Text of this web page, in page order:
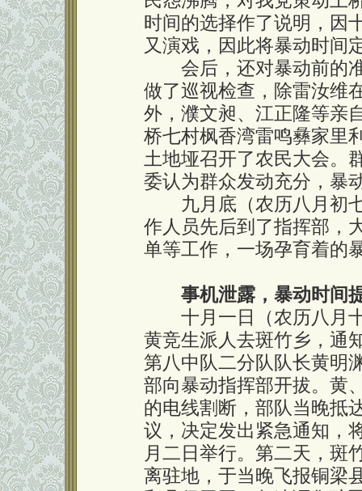
时间的选择作了说明，因
又演戏，因此将暴动时间
会后，还对暴动前的准
做了巡视检查，除雷汝维
外，濮文昶、江正隆等亲
桥七村枫香湾雷鸣彝家里
土地垭召开了农民大会。
委认为群众发动充分，暴
九月底（农历八月初七
作人员先后到了指挥部，
单等工作，一场孕育着的
事机泄露，暴动时间
十月一日（农历八月十
黄竞生派人去斑竹乡，通
第八中队二分队队长黄明
部向暴动指挥部开拔。黄
的电线割断，部队当晚抵
议，决定发出紧急通知，
月二日举行。第二天，斑
离驻地，于当晚飞报铜梁